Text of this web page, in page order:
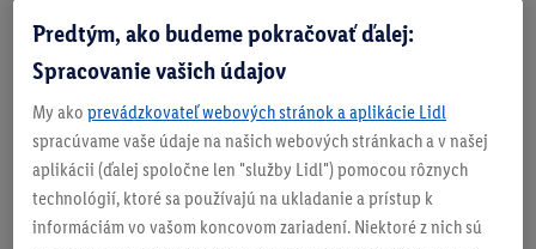
Predtým, ako budeme pokračovať ďalej:
Spracovanie vašich údajov
My ako prevádzkovateľ webových stránok a aplikácie Lidl
spracúvame vaše údaje na našich webových stránkach a v našej
aplikácii (ďalej spoločne len "služby Lidl") pomocou rôznych
technológií, ktoré sa používajú na ukladanie a prístup k
informáciám vo vašom koncovom zariadení. Niektoré z nich sú